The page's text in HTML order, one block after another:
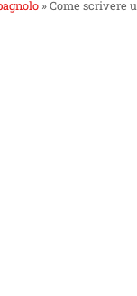
»Come scrivere